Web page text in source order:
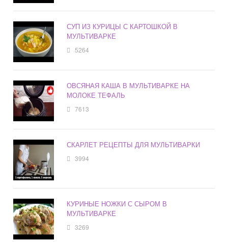
СУП ИЗ КУРИЦЫ С КАРТОШКОЙ В
МУЛЬТИВАРКЕ
5264
ОВСЯНАЯ КАША В МУЛЬТИВАРКЕ НА
МОЛОКЕ ТЕФАЛЬ
7613
СКАРЛЕТ РЕЦЕПТЫ ДЛЯ МУЛЬТИВАРКИ
3994
КУРИНЫЕ НОЖКИ С СЫРОМ В
МУЛЬТИВАРКЕ
3269